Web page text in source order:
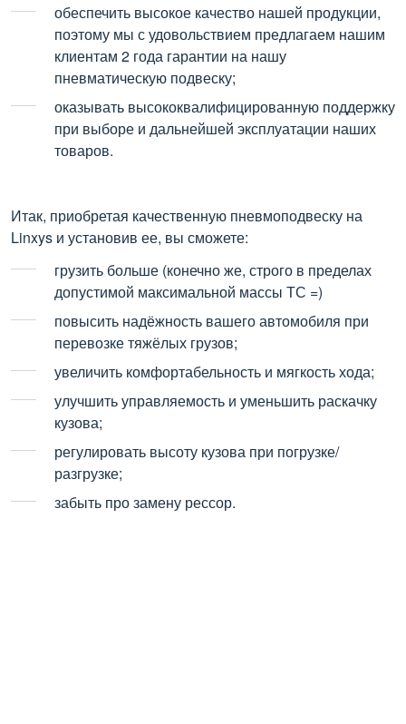
обеспечить высокое качество нашей продукции,
поэтому мы с удовольствием предлагаем нашим
клиентам 2 года гарантии на нашу
пневматическую подвеску;
оказывать высококвалифицированную поддержку
при выборе и дальнейшей эксплуатации наших
товаров.
Итак, приобретая качественную пневмоподвеску на
Linxys и установив ее, вы сможете:
грузить больше (конечно же, строго в пределах
допустимой максимальной массы ТС =)
повысить надёжность вашего автомобиля при
перевозке тяжёлых грузов;
увеличить комфортабельность и мягкость хода;
улучшить управляемость и уменьшить раскачку
кузова;
регулировать высоту кузова при погрузке/
разгрузке;
забыть про замену рессор.